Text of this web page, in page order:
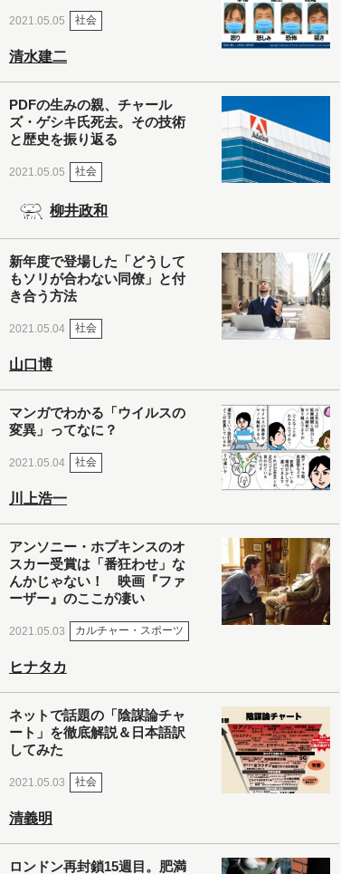
2021.05.05 社会
清水建二
PDFの生みの親、チャール
ズ・ゲシキ氏死去。その技術
と歴史を振り返る
2021.05.05 社会
柳井政和
新年度で登場した「どうして
もソリが合わない同僚」と付
き合う方法
2021.05.04 社会
山口博
マンガでわかる「ウイルスの
変異」ってなに？
2021.05.04 社会
川上浩一
アンソニー・ホプキンスのオ
スカー受賞は「番狂わせ」な
んかじゃない！ 映画『ファ
ーザー』のここが凄い
2021.05.03 カルチャー・スポーツ
ヒナタカ
ネットで話題の「陰謀論チャ
ート」を徹底解説＆日本語訳
してみた
2021.05.03 社会
清義明
ロンドン再封鎖15週目。肥満